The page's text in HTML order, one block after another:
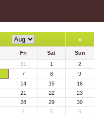
»
Fri Sat
Sun
31 1
2
7 8
9
14 15
16
21 22
23
28 29
30
4 5 6